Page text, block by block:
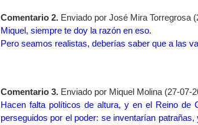
Comentario 2. Enviado por José Mira Torregrosa
Miquel, siempre te doy la razón en eso.
Pero seamos realistas, deberías saber que a las
Comentario 3. Enviado por Miquel Molina (27-07-
Hacen falta políticos de altura, y en el Reino de
perseguidos por el poder: se inventarían